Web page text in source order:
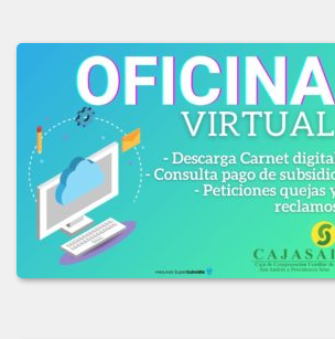
LICITACION_OFERTAS_001-2020.PDF
LICITACION_OFERTAS_002_2020.pdf
2019
ADJUDICACION_LICITACION_001-2019.pdf
COMUNICADO_ADJUDICACION_LIC_003-2019.pdf
COMUNICADO_LIC_002_2019.pdf